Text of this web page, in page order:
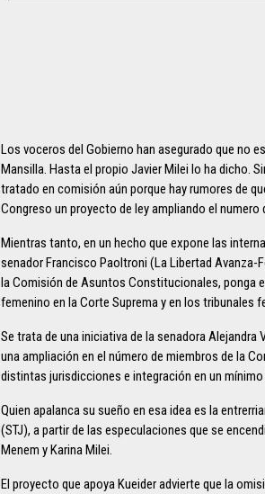
Los voceros del Gobierno han asegurado que no
Mansilla. Hasta el propio Javier Milei lo ha dicho.
tratado en comisión aún porque hay rumores de
Congreso un proyecto de ley ampliando el numero
Mientras tanto, en un hecho que expone las
senador Francisco Paoltroni (La Libertad Avanza-
la Comisión de Asuntos Constitucionales, ponga
femenino en la Corte Suprema y en los tribunales
Se trata de una iniciativa de la senadora
una ampliación en el número de miembros de la
distintas jurisdicciones e integración en un mínimo
Quien apalanca su sueño en esa idea es la
(STJ), a partir de las especulaciones que se
Menem y Karina Milei.
El proyecto que apoya Kueider advierte que la